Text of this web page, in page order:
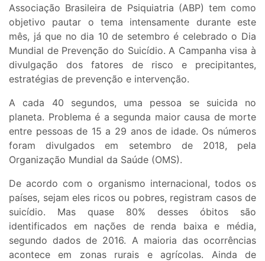
Associação Brasileira de Psiquiatria (ABP) tem como
objetivo pautar o tema intensamente durante este
mês, já que no dia 10 de setembro é celebrado o Dia
Mundial de Prevenção do Suicídio. A Campanha visa à
divulgação dos fatores de risco e precipitantes,
estratégias de prevenção e intervenção.
A cada 40 segundos, uma pessoa se suicida no
planeta. Problema é a segunda maior causa de morte
entre pessoas de 15 a 29 anos de idade. Os números
foram divulgados em setembro de 2018, pela
Organização Mundial da Saúde (OMS).
De acordo com o organismo internacional, todos os
países, sejam eles ricos ou pobres, registram casos de
suicídio. Mas quase 80% desses óbitos são
identificados em nações de renda baixa e média,
segundo dados de 2016. A maioria das ocorrências
acontece em zonas rurais e agrícolas. Ainda de